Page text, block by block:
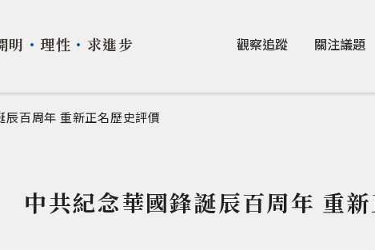
明 ・ 理性 ・ 求進步 觀察追蹤 關注議題
辰百周年 重新正名歷史評價
中共紀念華國鋒誕辰百周年 重